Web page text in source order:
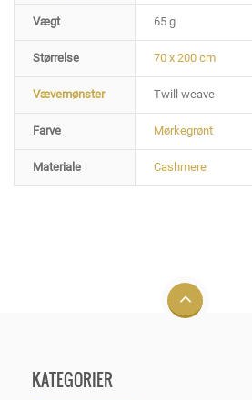
Vægt 65 g
Størrelse 70 x 200 cm
Vævemønster Twill weave
Farve Mørkegrønt
Materiale Cashmere
KATEGORIER